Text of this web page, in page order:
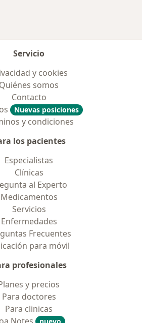
Servicio
y cookies
Quiénes somos
Contacto
Nuevas posiciones
y condiciones
los pacientes
Especialistas
Clínicas
al Experto
Medicamentos
Servicios
Enfermedades
Frecuentes
para móvil
profesionales
y precios
Para doctores
Para clinicas